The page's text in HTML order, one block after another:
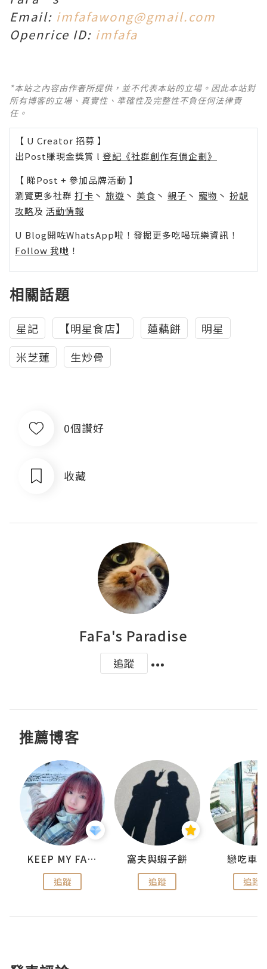
Email: imfafawong@gmail.com
Openrice ID: imfafa
*本站之內容由作者所提供，並不代表本站的立場。因此本站對
所有博客的立場、真實性、準確性及完整性不負任何法律責
任。
【 U Creator 招募 】
出Post賺現金獎賞 l 登記《社群創作有價企劃》
【 睇Post + 參加品牌活動 】
瀏覽更多社群 打卡 丶 旅遊 丶 美食 丶 親子 丶 寵物 丶 扮靚
攻略及 活動情報
U Blog開咗WhatsApp啦！發掘更多吃喝玩樂資訊！
Follow 我哋 ！
相關話題
星記 【明星食店】 蓮藕餅
明星
米芝蓮
生炒骨
0個讚好
收藏
FaFa's Paradise
追蹤
推薦博客
KEEP MY FAITH
追蹤
窩夫與蝦子餅
追蹤
戀吃車
追蹤